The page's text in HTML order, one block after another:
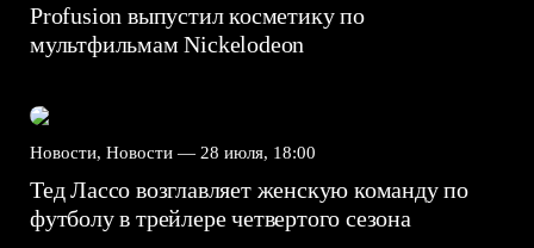
Profusion выпустил косметику по
мультфильмам Nickelodeon
Новости, Новости — 28 июля, 18:00
Тед Лассо возглавляет женскую команду по
футболу в трейлере четвертого сезона